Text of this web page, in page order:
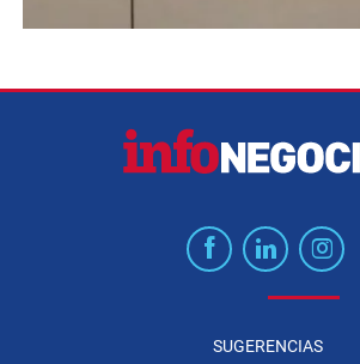
SUGERENCIAS